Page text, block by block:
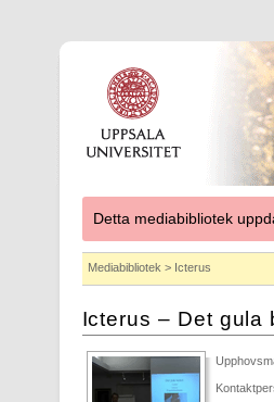
Detta mediabibliotek
Mediabibliotek > Icterus
Icterus – Det gula